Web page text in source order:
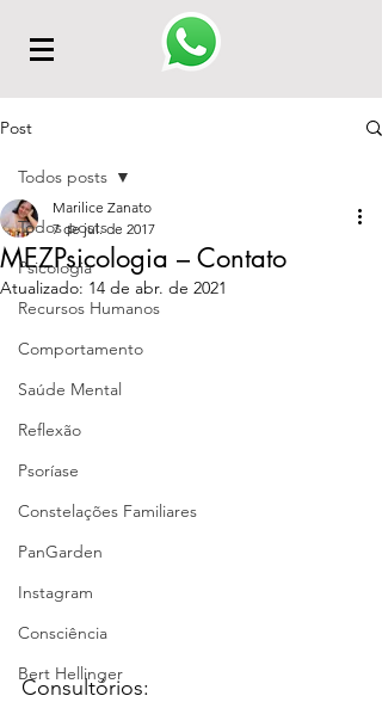
Post
Todos posts
Psicologia
Recursos Humanos
Comportamento
Saúde Mental
Reflexão
Psoríase
Constelações Familiares
PanGarden
Instagram
Consciência
Bert Hellinger
Todos posts
MEZPsicologia – Contato
Marilice Zanato
7 de jul. de 2017
Atualizado: 14 de abr. de 2021
Consultórios: